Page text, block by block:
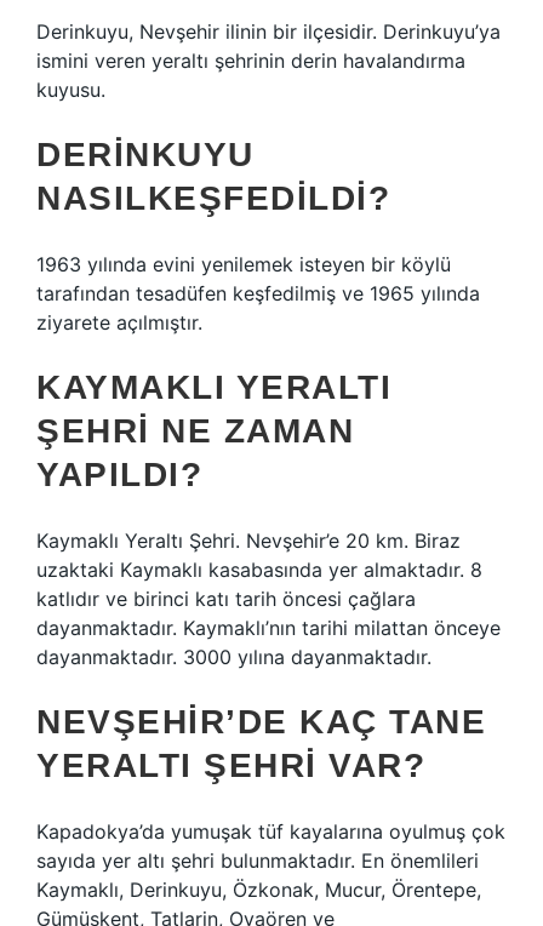
Derinkuyu, Nevşehir ilinin bir ilçesidir. Derinkuyu’ya
ismini veren yeraltı şehrinin derin havalandırma
kuyusu.
DERINKUYU
NASILKEŞFEDILDI?
1963 yılında evini yenilemek isteyen bir köylü
tarafından tesadüfen keşfedilmiş ve 1965 yılında
ziyarete açılmıştır.
KAYMAKLI YERALTI
ŞEHRI NE ZAMAN
YAPILDI?
Kaymaklı Yeraltı Şehri. Nevşehir’e 20 km. Biraz
uzaktaki Kaymaklı kasabasında yer almaktadır. 8
katlıdır ve birinci katı tarih öncesi çağlara
dayanmaktadır. Kaymaklı’nın tarihi milattan önceye
dayanmaktadır. 3000 yılına dayanmaktadır.
NEVŞEHIR’DE KAÇ TANE
YERALTI ŞEHRI VAR?
Kapadokya’da yumuşak tüf kayalarına oyulmuş çok
sayıda yer altı şehri bulunmaktadır. En önemlileri
Kaymaklı, Derinkuyu, Özkonak, Mucur, Örentepe,
Gümüşkent, Tatlarin, Ovaören ve